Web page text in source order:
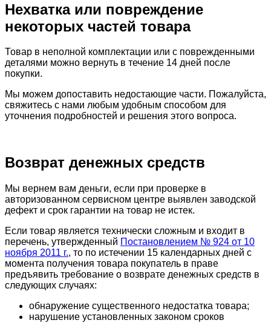
Нехватка или повреждение
некоторых частей товара
Товар в неполной комплектации или с поврежденными
деталями можно вернуть в течение 14 дней после
покупки.
Мы можем допоставить недостающие части. Пожалуйста,
свяжитесь с нами любым удобным способом для
уточнения подробностей и решения этого вопроса.
Возврат денежных средств
Мы вернем вам деньги, если при проверке в
авторизованном сервисном центре выявлен заводской
дефект и срок гарантии на товар не истек.
Если товар является технически сложным и входит в
перечень, утвержденный Постановлением № 924 от 10
ноября 2011 г., то по истечении 15 календарных дней с
момента получения товара покупатель в праве
предъявить требование о возврате денежных средств в
следующих случаях:
обнаружение существенного недостатка товара;
нарушение установленных законом сроков